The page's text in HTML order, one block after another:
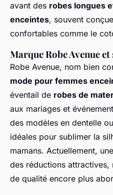
avant des robes longues
enceintes, souvent
confortables comme le
Marque Robe Avenue
Robe Avenue, nom bien
mode pour femmes
éventail de robes de
aux mariages et
des modèles en dentelle
idéales pour sublimer la
mamans. Actuellement,
des réductions
de qualité encore plus